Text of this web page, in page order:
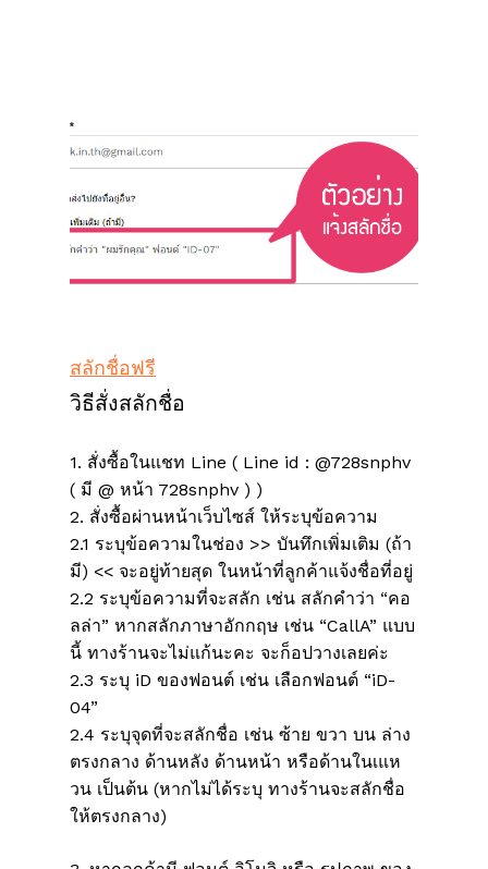
ไม่มีสินค้าในตะกร้า
Go To Shop
สลักชื่อฟรี
วิธีสั่งสลักชื่อ
1. สั่งซื้อในแชท Line ( Line id : @728snphv
( มี @ หน้า 728snphv ) )
2. สั่งซื้อผ่านหน้าเว็บไซส์ ให้ระบุข้อความ
2.1 ระบุข้อความในช่อง >> บันทึกเพิ่มเติม (ถ้า
มี) << จะอยู่ท้ายสุด ในหน้าที่ลูกค้าแจ้งชื่อที่อยู่
2.2 ระบุข้อความที่จะสลัก เช่น สลักคำว่า “คอ
ลล่า” หากสลักภาษาอักกฤษ เช่น “CallA” แบบ
นี้ ทางร้านจะไม่แก้นะคะ จะก็อปวางเลยค่ะ
2.3 ระบุ iD ของฟอนต์ เช่น เลือกฟอนต์ “iD-
04”
2.4 ระบุจุดที่จะสลักชื่อ เช่น ซ้าย ขวา บน ล่าง
ตรงกลาง ด้านหลัง ด้านหน้า หรือด้านในเแห
วน เป็นต้น (หากไม่ได้ระบุ ทางร้านจะสลักชื่อ
ให้ตรงกลาง)